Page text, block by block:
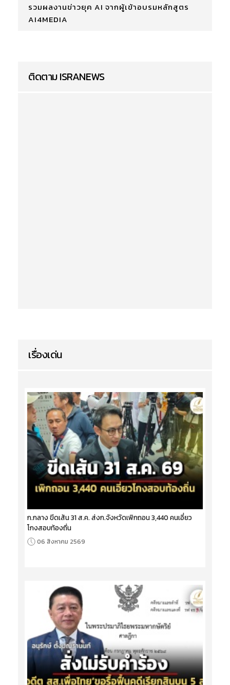
รวมผลงานข่าวยุค AI จากผู้เข้าอบรมหลักสูตร
AI4MEDIA
ติดตาม ISRANEWS
เรื่องเด่น
ก.กลาง ขีดเส้น 31 ส.ค. ส่งก.จังหวัดเพิกถอน 3,440 คนเอี่ยว
โกงสอบท้องถิ่น
06 สิงหาคม 2569